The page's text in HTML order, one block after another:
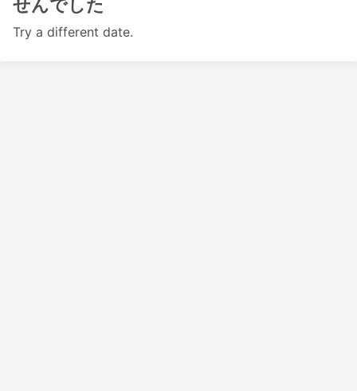
せんでした
Try a different date.